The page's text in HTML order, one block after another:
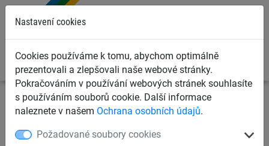
Nastavení cookies
Cookies používáme k tomu, abychom optimálně
prezentovali a zlepšovali naše webové stránky.
Pokračováním v používání webových stránek souhlasíte
s používáním souborů cookie. Další informace
naleznete v našem Ochrana osobních údajů.
Požadované soubory cookies
Sportovní sítě Švihadla a lana Švihadla